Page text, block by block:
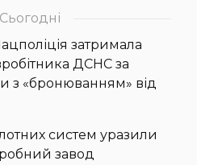
Сьогодні
затримала
ДСНС за
з «бронюванням» від
систем уразили
завод